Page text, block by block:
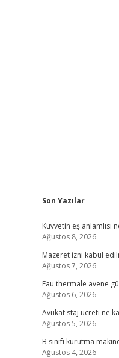
Sidebar
Son Yazılar
Kuvvetin eş anlamlısı
Ağustos 8, 2026
Mazeret izni kabul
Ağustos 7, 2026
Eau thermale avene
Ağustos 6, 2026
Avukat staj ücreti ne
Ağustos 5, 2026
B sınıfı kurutma
Ağustos 4, 2026